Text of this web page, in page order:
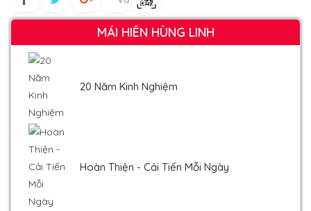
MÁI HIÊN HÙNG LINH
20 Năm Kinh Nghiệm
Hoàn Thiện - Cải Tiến Mỗi Ngày